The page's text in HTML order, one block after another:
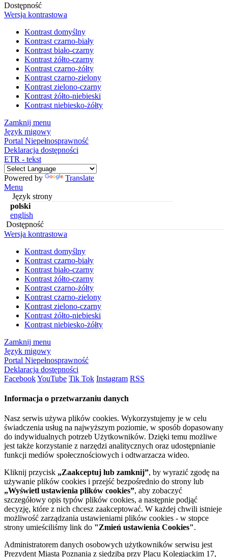
Dostępność
Wersja kontrastowa
Kontrast domyślny
Kontrast czarno-biały
Kontrast biało-czarny
Kontrast żółto-czarny
Kontrast czarno-żółty
Kontrast czarno-zielony
Kontrast zielono-czarny
Kontrast żółto-niebieski
Kontrast niebiesko-żółty
Zamknij menu
Język migowy
Portal Niepełnosprawność
Deklaracja dostępności
ETR - tekst
Powered by
Translate
Menu
Język strony
polski
english
Dostępność
Wersja kontrastowa
Kontrast domyślny
Kontrast czarno-biały
Kontrast biało-czarny
Kontrast żółto-czarny
Kontrast czarno-żółty
Kontrast czarno-zielony
Kontrast zielono-czarny
Kontrast żółto-niebieski
Kontrast niebiesko-żółty
Zamknij menu
Język migowy
Portal Niepełnosprawność
Deklaracja dostępności
FacebookYouTube Tik Tok Instagram RSS
Informacja o przetwarzaniu danych
Nasz serwis używa plików cookies. Wykorzystujemy je w celu
świadczenia usług na najwyższym poziomie, w sposób dopasowany
do indywidualnych potrzeb Użytkowników. Dzięki temu możliwe
jest także korzystanie z narzędzi analitycznych oraz udostępnianie
funkcji mediów społecznościowych i odtwarzacza wideo.
Kliknij przycisk „Zaakceptuj lub zamknij”, by wyrazić zgodę na
używanie plików cookies i przejść bezpośrednio do strony lub
„Wyświetl ustawienia plików cookies”, aby zobaczyć
szczegółowy opis typów plików cookies, a następnie podjąć
decyzję, które z nich chcesz zaakceptować. W każdej chwili istnieje
możliwość zarządzania ustawieniami plików cookies - w stopce
strony umieściliśmy link do "Zmień ustawienia Cookies".
Administratorem danych osobowych użytkowników serwisu jest
Prezydent Miasta Poznania z siedzibą przy Placu Kolegiackim 17,